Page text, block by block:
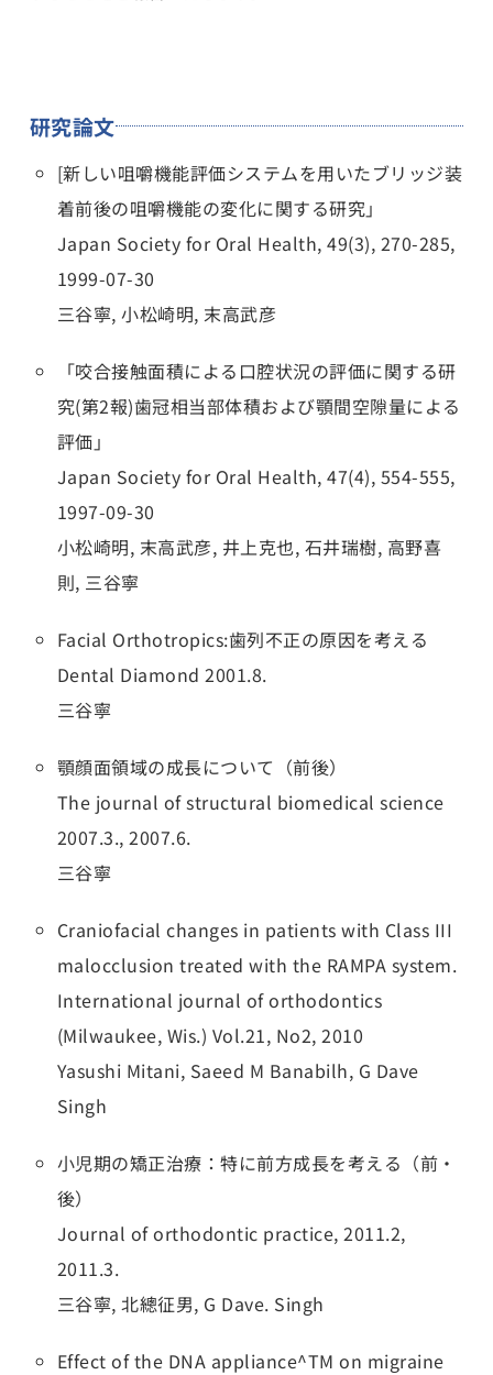
研究論文
[新しい咀嚼機能評価システムを用いたブリッジ装
着前後の咀嚼機能の変化に関する研究」
Japan Society for Oral Health, 49(3), 270-285,
1999-07-30
三谷寧, 小松崎明, 末高武彦
「咬合接触面積による口腔状況の評価に関する研
究(第2報)歯冠相当部体積および顎間空隙量による
評価」
Japan Society for Oral Health, 47(4), 554-555,
1997-09-30
小松崎明, 末高武彦, 井上克也, 石井瑞樹, 高野喜
則, 三谷寧
Facial Orthotropics:歯列不正の原因を考える
Dental Diamond 2001.8.
三谷寧
顎顔面領域の成長について（前後）
The journal of structural biomedical science
2007.3., 2007.6.
三谷寧
Craniofacial changes in patients with Class III
malocclusion treated with the RAMPA system.
International journal of orthodontics
(Milwaukee, Wis.) Vol.21, No2, 2010
Yasushi Mitani, Saeed M Banabilh, G Dave
Singh
小児期の矯正治療：特に前方成長を考える（前・
後）
Journal of orthodontic practice, 2011.2,
2011.3.
三谷寧, 北總征男, G Dave. Singh
Effect of the DNA appliance^TM on migraine